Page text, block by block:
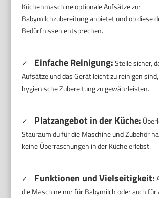
Küchenmaschine optionale Aufsätze zur
Babymilchzubereitung anbietet und ob diese
Bedürfnissen entsprechen.
✓ Einfache Reinigung:Stelle sicher,
Aufsätze und das Gerät leicht zu reinigen
hygienische Zubereitung zu gewährleisten.
✓ Platzangebot in der Küche:
Stauraum du für die Maschine und Zubehör
keine Überraschungen in der Küche erlebst.
✓ Funktionen und Vielseitigkeit:
die Maschine nur für Babymilch oder auch für